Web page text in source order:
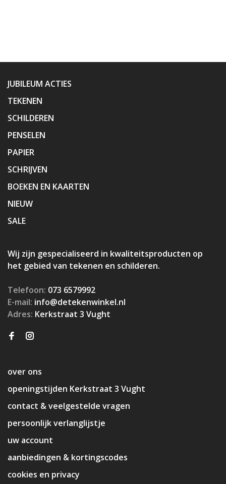
JUBILEUM ACTIES
TEKENEN
SCHILDEREN
PENSELEN
PAPIER
SCHRIJVEN
BOEKEN EN KAARTEN
NIEUW
SALE
Wij zijn gespecialiseerd in kwaliteitsproducten op
het gebied van tekenen en schilderen.
Telefoon: 073 6579992
E-mail: info@detekenwinkel.nl
Adres: Kerkstraat 3 Vught
over ons
openingstijden Kerkstraat 3 Vught
contact & veelgestelde vragen
persoonlijk verlanglijstje
uw account
aanbiedingen & kortingscodes
cookies en privacy